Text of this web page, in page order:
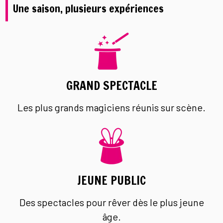
Une saison, plusieurs expériences
GRAND SPECTACLE
Les plus grands magiciens réunis sur scène.
JEUNE PUBLIC
Des spectacles pour rêver dès le plus jeune
âge.